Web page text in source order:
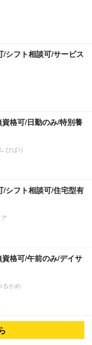
/シフト相談可/サービス
資格可/日勤のみ/特別養
ひばり
/シフト相談可/住宅型有
格可/午前のみ/デイサ
るかめ